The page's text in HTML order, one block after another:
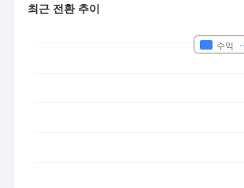
최근 전환 추이